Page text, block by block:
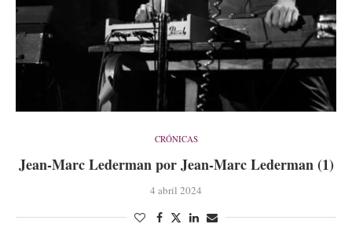
CRÓNICAS
Jean-Marc Lederman por Jean-Marc Lederman (1)
4 abril 2024